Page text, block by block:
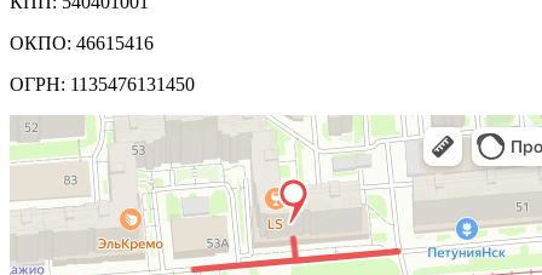
ОКПО: 46615416
ОГРН: 1135476131450